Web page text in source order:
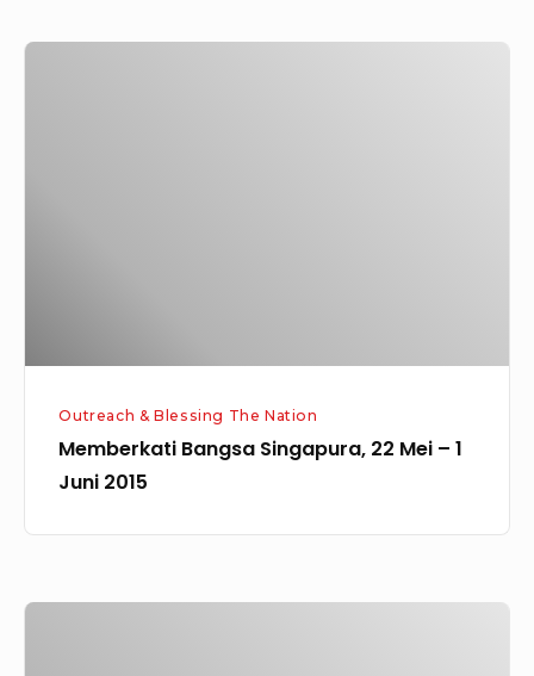
Outreach & Blessing The Nation
Memberkati Bangsa Singapura, 22 Mei – 1
Juni 2015